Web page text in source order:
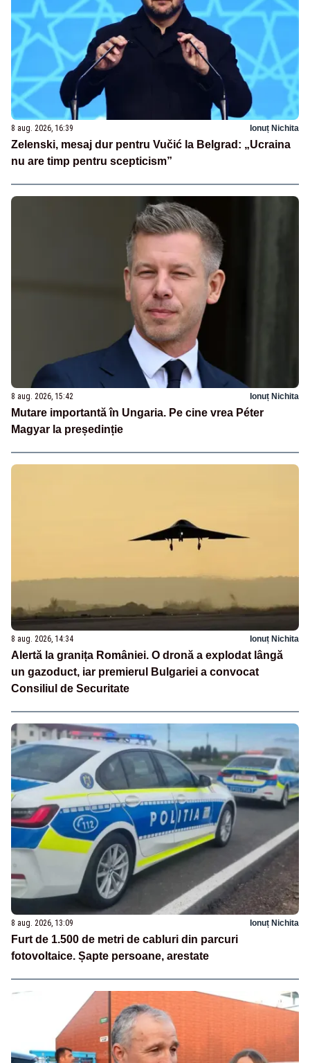
8 aug. 2026, 16:39 Ionuț Nichita
Zelenski, mesaj dur pentru Vučić la Belgrad: „Ucraina
nu are timp pentru scepticism”
8 aug. 2026, 15:42 Ionuț Nichita
Mutare importantă în Ungaria. Pe cine vrea Péter
Magyar la președinție
8 aug. 2026, 14:34 Ionuț Nichita
Alertă la granița României. O dronă a explodat lângă
un gazoduct, iar premierul Bulgariei a convocat
Consiliul de Securitate
8 aug. 2026, 13:09 Ionuț Nichita
Furt de 1.500 de metri de cabluri din parcuri
fotovoltaice. Șapte persoane, arestate